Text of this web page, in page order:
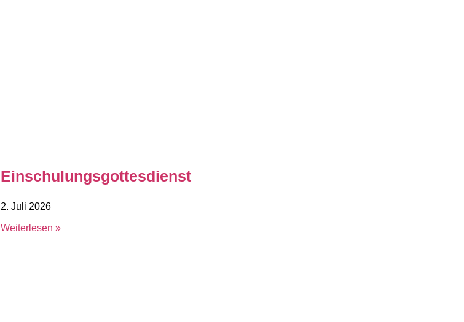
Einschulungsgottesdienst
2. Juli 2026
Weiterlesen »